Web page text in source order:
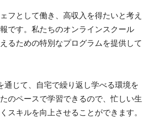
フとして働き、高収入を得たいと考え
です。私たちのオンラインスクール
るための特別なプログラムを提供して
通じて、自宅で繰り返し学べる環境を
のペースで学習できるので、忙しい生
スキルを向上させることができます。